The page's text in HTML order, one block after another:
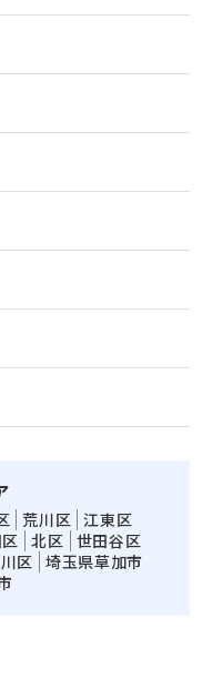
荒川区 江東区
北区 世田谷区
区 埼玉県草加市